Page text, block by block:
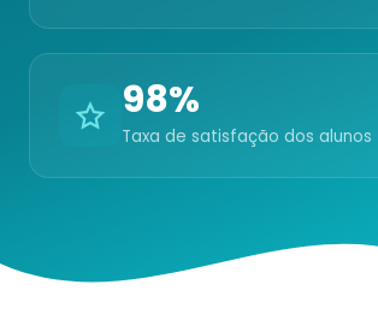
98%
Taxa de satisfação dos alunos